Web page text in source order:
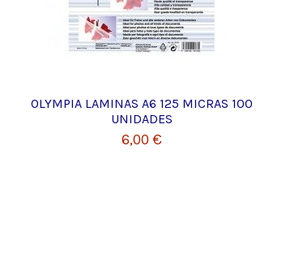
OLYMPIA LAMINAS A6 125 MICRAS 100
UNIDADES
6,00 €